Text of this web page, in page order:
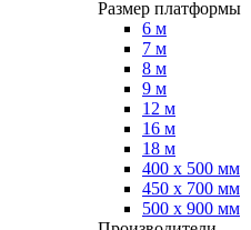
Размер платформы
6 м
7 м
8 м
9 м
12 м
16 м
18 м
400 х 500 мм
450 х 700 мм
500 х 900 мм